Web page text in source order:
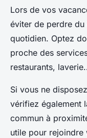
Lors de vos
éviter de perdre
quotidien. Optez
proche des
restaurants,
Si vous ne
vérifiez également
commun à
utile pour rejoindre